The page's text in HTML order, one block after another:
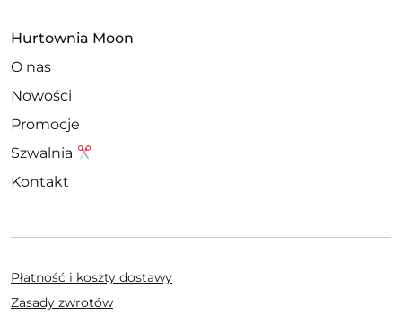
Hurtownia Moon
O nas
Nowości
Promocje
Szwalnia
Kontakt
Płatność i koszty dostawy
Zasady zwrotów